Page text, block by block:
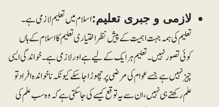
لازمی و جبری تعلیم:اسلا م میں تعلیم لازمی ہے۔
تعلیم کی ہمہ جہت اہمیت کے پیش نظر اختیاری تعلیم کا اسلام کے ہاں
کوئی تصور نہیں۔ تعلیم ہر ایک کے لیے ہے اور لازمی ہے۔ خواندگی ایسی
چیز نہیں ہے جسے عوام کی مرضی پر چھوڑا جا سکے کیونکہ ناخواندہ افراد تو
علم رکھتے ہی نہیں، ان سے یہ توقع کیسے کی جا سکتی ہے کہ وہ سب علم کی